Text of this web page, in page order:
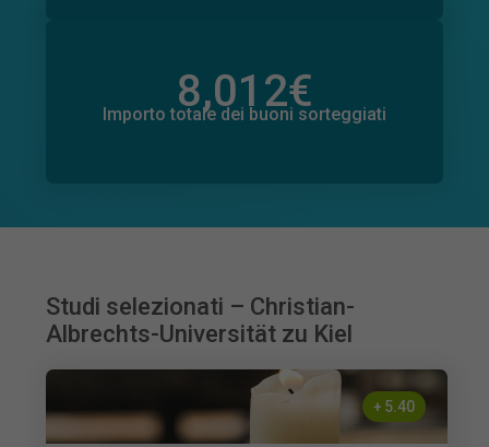
8,012€
Importo totale dei buoni sorteggiati
368€
Importo totale delle donazioni promesse
Studi selezionati – Christian-
Albrechts-Universität zu Kiel
+ 5.40